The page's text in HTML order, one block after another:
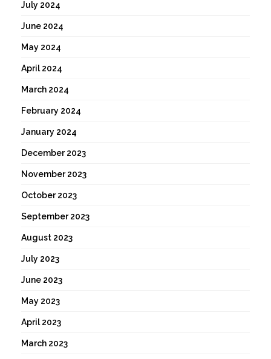
July 2024
June 2024
May 2024
April 2024
March 2024
February 2024
January 2024
December 2023
November 2023
October 2023
September 2023
August 2023
July 2023
June 2023
May 2023
April 2023
March 2023